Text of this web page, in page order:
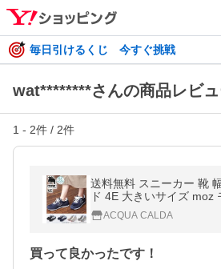
毎日引けるくじ 今すぐ挑戦
wat********さんの商品レビ
1 - 2件 / 2件
送料無料 スニーカー 靴
ド 4E 大きいサイズ moz
ップ カジュアル ウォーキ
へらじか (アクアカルダ)
ACQUA CALDA
買って良かったです！